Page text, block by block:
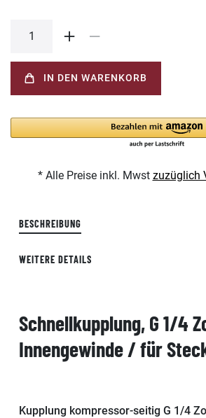
IN DEN WARENKORB
* Alle Preise inkl. Mwst zuzüglich
BESCHREIBUNG
WEITERE DETAILS
Schnellkupplung, G 1/4
Innengewinde / für
Kupplung kompressor-seitig G 1/4